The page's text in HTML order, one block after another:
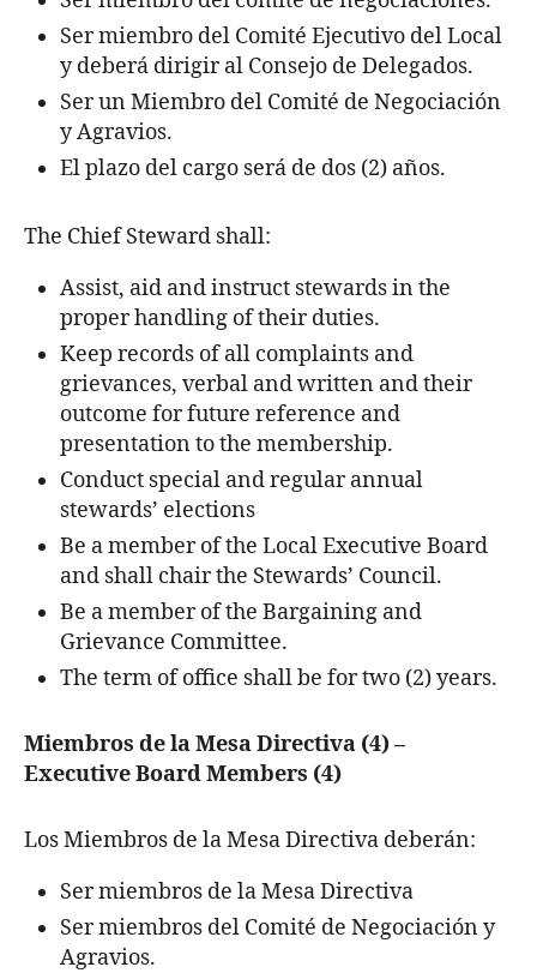
Ser miembro del Comité Ejecutivo del Local
y deberá dirigir al Consejo de Delegados.
Ser un Miembro del Comité de Negociación
y Agravios.
El plazo del cargo será de dos (2) años.
The Chief Steward shall:
Assist, aid and instruct stewards in the
proper handling of their duties.
Keep records of all complaints and
grievances, verbal and written and their
outcome for future reference and
presentation to the membership.
Conduct special and regular annual
stewards’ elections
Be a member of the Local Executive Board
and shall chair the Stewards’ Council.
Be a member of the Bargaining and
Grievance Committee.
The term of office shall be for two (2) years.
Miembros de la Mesa Directiva (4) –
Executive Board Members (4)
Los Miembros de la Mesa Directiva deberán:
Ser miembros de la Mesa Directiva
Ser miembros del Comité de Negociación y
Agravios.